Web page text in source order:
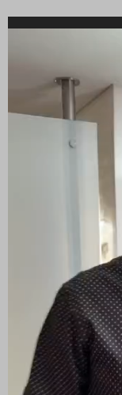
Reproductor